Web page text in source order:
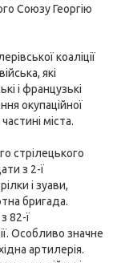
Союзу Георгію
коаліції
які
і французькі
окупаційної
міста.
стрілецького
з 2-ї
і зуави,
бригада.
82-ї
Особливо значне
артилерія.